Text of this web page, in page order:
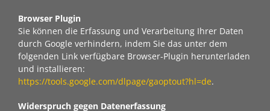
Browser Plugin
Sie können die Erfassung und Verarbeitung Ihrer Daten
durch Google verhindern, indem Sie das unter dem
folgenden Link verfügbare Browser-Plugin herunterladen
und installieren:
https://tools.google.com/dlpage/gaoptout?hl=de.
Widerspruch gegen Datenerfassung